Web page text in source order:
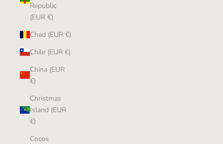
Republic
(EUR €)
Chad (EUR €)
Chile (EUR €)
China (EUR
€)
Christmas
Island (EUR
€)
Cocos